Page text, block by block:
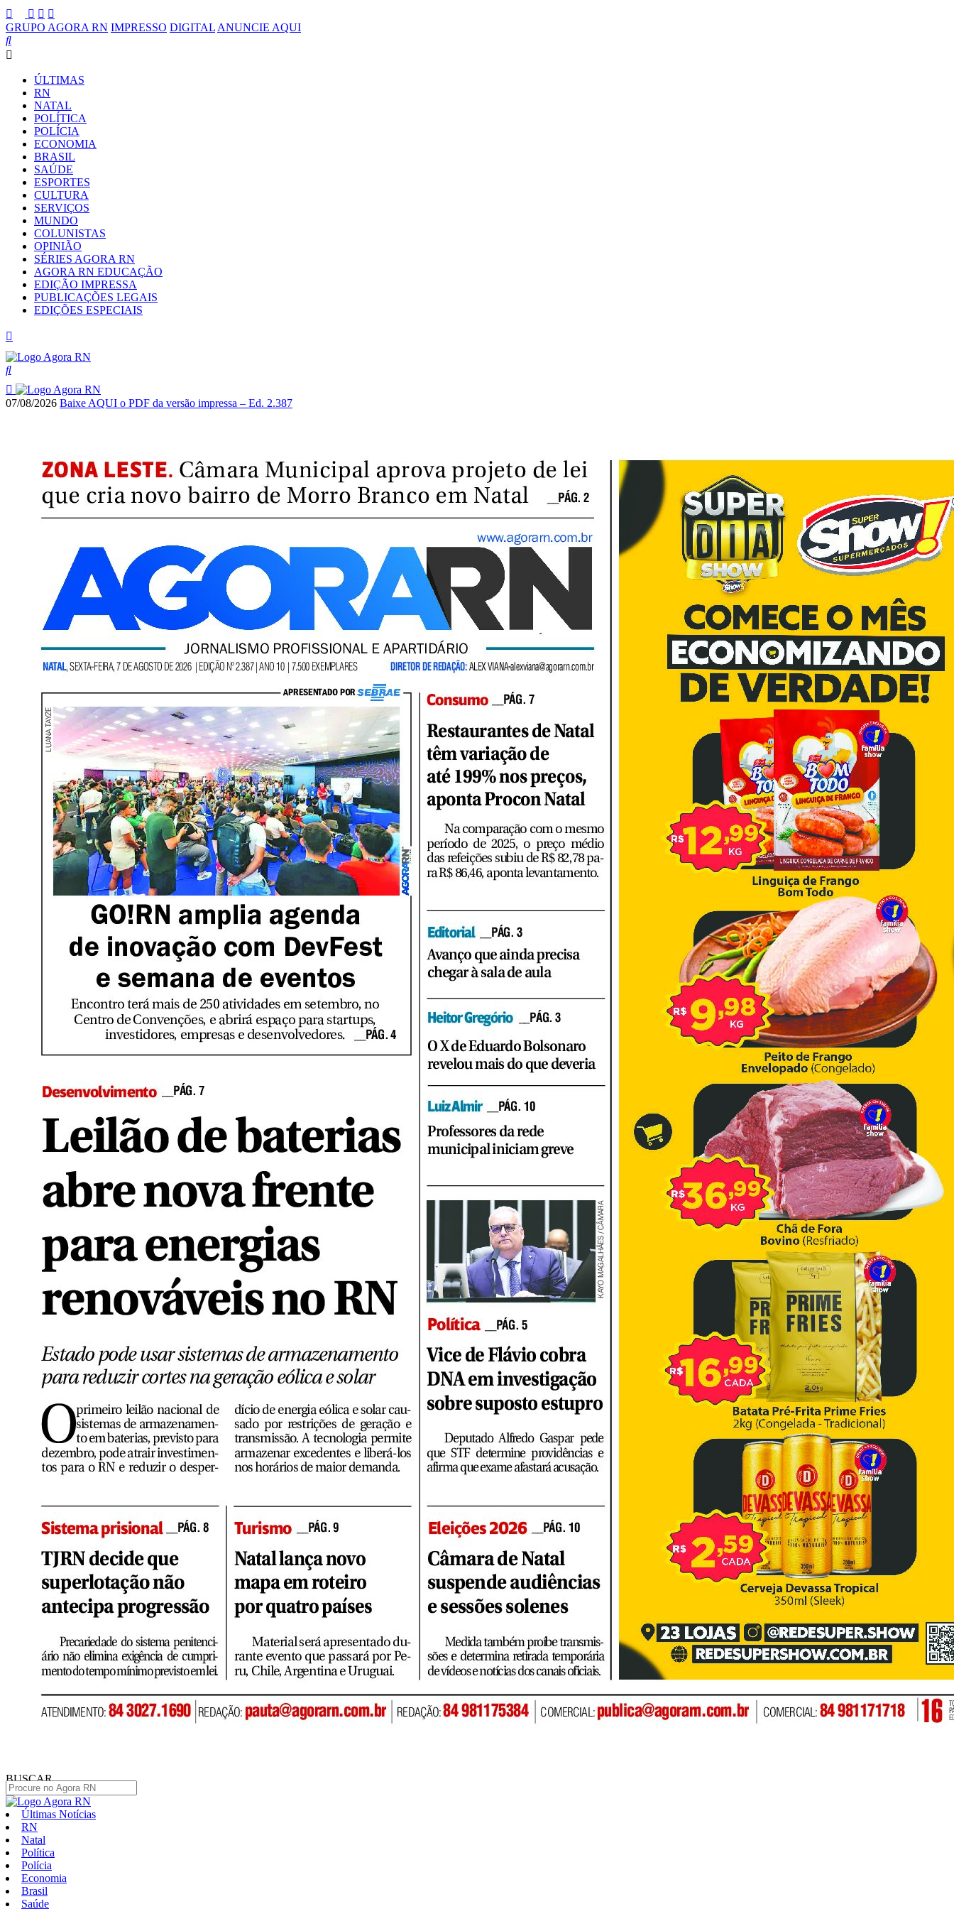
GRUPO AGORA RN IMPRESSO DIGITAL ANUNCIE AQUI
ÚLTIMAS
RN
NATAL
POLÍTICA
POLÍCIA
ECONOMIA
BRASIL
SAÚDE
ESPORTES
CULTURA
SERVIÇOS
MUNDO
COLUNISTAS
OPINIÃO
SÉRIES AGORA RN
AGORA RN EDUCAÇÃO
EDIÇÃO IMPRESSA
PUBLICAÇÕES LEGAIS
EDIÇÕES ESPECIAIS
07/08/2026 Baixe AQUI o PDF da versão impressa – Ed. 2.387
BUSCAR
Últimas Notícias
RN
Natal
Política
Polícia
Economia
Brasil
Saúde